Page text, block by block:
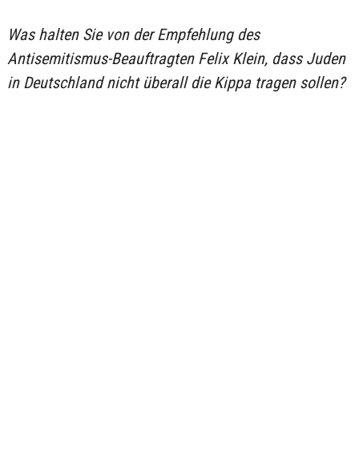
Was halten Sie von der Empfehlung des
Antisemitismus-Beauftragten Felix Klein, dass Juden
in Deutschland nicht überall die Kippa tragen sollen?